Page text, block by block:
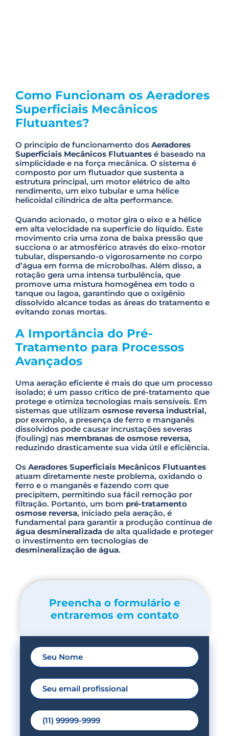
Como Funcionam os Aeradores
Superficiais Mecânicos
Flutuantes?
O princípio de funcionamento dos Aeradores
Superficiais Mecânicos Flutuantes é baseado na
simplicidade e na força mecânica. O sistema é
composto por um flutuador que sustenta a
estrutura principal, um motor elétrico de alto
rendimento, um eixo tubular e uma hélice
helicoidal cilíndrica de alta performance.
Quando acionado, o motor gira o eixo e a hélice
em alta velocidade na superfície do líquido. Este
movimento cria uma zona de baixa pressão que
succiona o ar atmosférico através do eixo-motor
tubular, dispersando-o vigorosamente no corpo
d’água em forma de microbolhas. Além disso, a
rotação gera uma intensa turbulência, que
promove uma mistura homogênea em todo o
tanque ou lagoa, garantindo que o oxigênio
dissolvido alcance todas as áreas do tratamento e
evitando zonas mortas.
A Importância do Pré-
Tratamento para Processos
Avançados
Uma aeração eficiente é mais do que um processo
isolado; é um passo crítico de pré-tratamento que
protege e otimiza tecnologias mais sensíveis. Em
sistemas que utilizam osmose reversa industrial,
por exemplo, a presença de ferro e manganês
dissolvidos pode causar incrustações severas
(fouling) nas membranas de osmose reversa,
reduzindo drasticamente sua vida útil e eficiência.
Os Aeradores Superficiais Mecânicos Flutuantes
atuam diretamente neste problema, oxidando o
ferro e o manganês e fazendo com que
precipitem, permitindo sua fácil remoção por
filtração. Portanto, um bom pré-tratamento
osmose reversa, iniciado pela aeração, é
fundamental para garantir a produção contínua de
água desmineralizada de alta qualidade e proteger
o investimento em tecnologias de
desmineralização de água.
Preencha o formulário e
entraremos em contato